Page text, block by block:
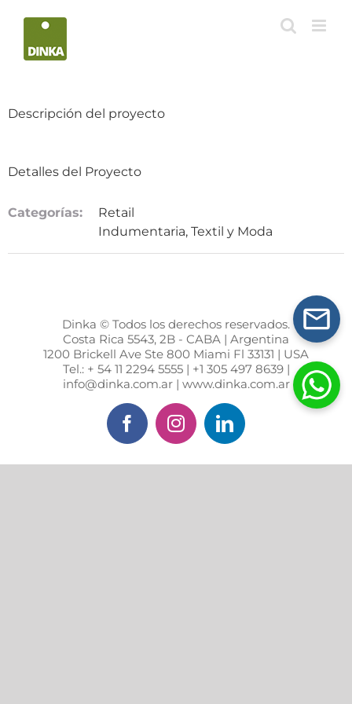
Descripción del proyecto
Detalles del Proyecto
Categorías:
Retail
Indumentaria, Textil y Moda
Dinka © Todos los derechos reservados.
Costa Rica 5543, 2B - CABA | Argentina
1200 Brickell Ave Ste 800 Miami Fl 33131 | USA
Tel.: + 54 11 2294 5555 | +1 305 497 8639 |
info@dinka.com.ar | www.dinka.com.ar
FacebookInstagramLinkedIn